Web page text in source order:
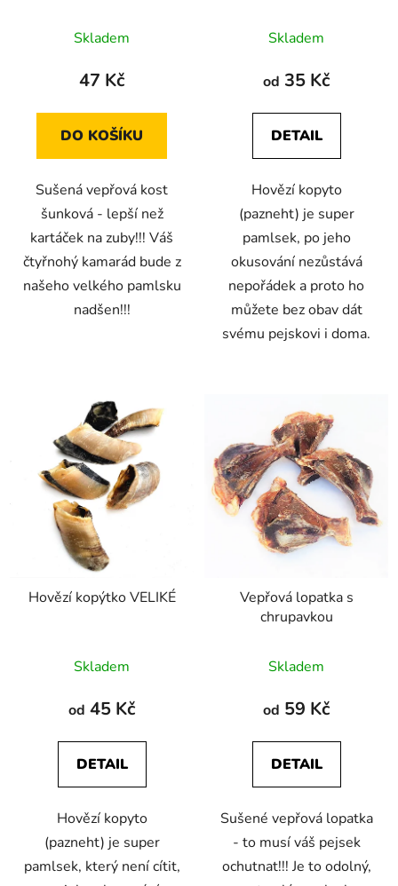
hodnocení
produktu
4,6
z
hvězdiček.
Skladem
47 Kč
DO KOŠÍKU
Sušená vepřová kost
šunková - lepší než
kartáček na zuby!!! Váš
čtyřnohý kamarád bude z
našeho velkého pamlsku
nadšen!!!
hodnocení
produktu
4,9
z
hvězdiček.
Skladem
od 35 Kč
DETAIL
Hovězí kopyto
(pazneht) je super
pamlsek, po jeho
okusování nezůstává
nepořádek a proto ho
můžete bez obav dát
svému pejskovi i doma.
Hovězí kopýtko VELIKÉ
hodnocení
produktu
4,9
z
hvězdiček.
Skladem
od 45 Kč
DETAIL
Hovězí kopyto
(pazneht) je super
pamlsek, který není cítit,
Vepřová lopatka s
chrupavkou
hodnocení
produktu
4,8
z
hvězdiček.
Skladem
od 59 Kč
DETAIL
Sušené vepřová lopatka
- to musí váš pejsek
ochutnat!!! Je to odolný,